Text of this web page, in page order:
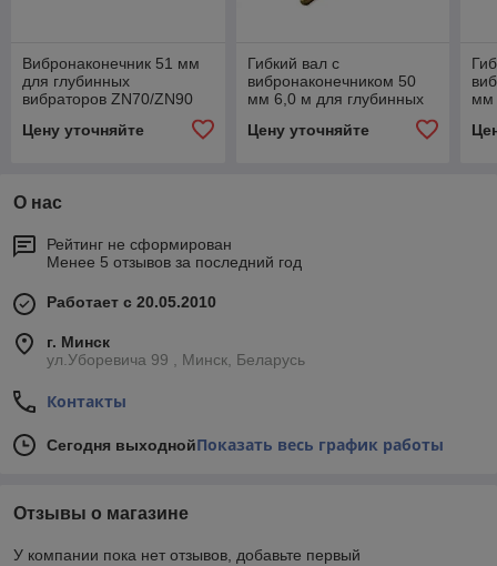
Вибронаконечник 51 мм
для глубинных
вибраторов ZN70/ZN90
Цену уточняйте
Гибкий вал с
вибронаконечником 50
мм 6,0 м для глубинных
Цену уточняйте
мм
О нас
Рейтинг не сформирован
Менее 5 отзывов за последний год
Работает с 20.05.2010
г. Минск
ул.Уборевича 99 , Минск, Беларусь
Контакты
Сегодня выходнойПоказать весь график работы
Отзывы о магазине
У компании пока нет отзывов, добавьте первый